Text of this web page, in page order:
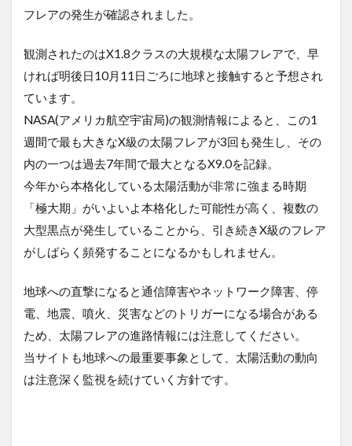
フレアの発生が確認されました。
観測されたのはX1.8クラスの大規模な太陽フレアで、早
ければ明後日10月11日ごろに地球と接触すると予想され
ています。
NASA(アメリカ航空宇宙局)の観測情報によると、この1
週間で最も大きなX級の太陽フレアが3回も発生し、その
内の一つは過去7年間で最大となるX9.0を記録。
今年から本格化している太陽活動が非常に強まる時期
「極大期」がいよいよ本格化した可能性が高く、複数の
大型黒点が発生していることから、引き続きX級のフレア
がしばらく頻発することになるかもしれません。
地球への直撃になると通信障害やネットワーク障害、停
電、地震、噴火、災害などのトリガーになる場合がある
ため、太陽フレアの進路情報には注意してください。
当サイトも地球への最重要事象として、太陽活動の動向
は注意深く監視を続けていく方針です。